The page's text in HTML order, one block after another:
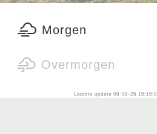
Morgen
Overmorgen
Laatste update 08-08-26